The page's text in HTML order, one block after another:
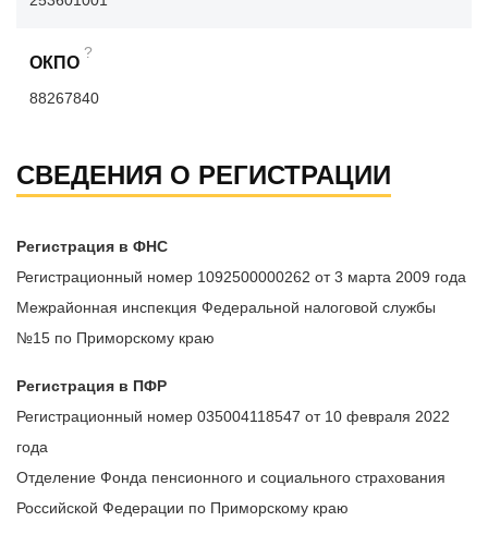
ОКПО
?
88267840
СВЕДЕНИЯ О РЕГИСТРАЦИИ
Регистрация в ФНС
Регистрационный номер 1092500000262 от 3 марта 2009 года
Межрайонная инспекция Федеральной налоговой службы
№15 по Приморскому краю
Регистрация в ПФР
Регистрационный номер 035004118547 от 10 февраля 2022
года
Отделение Фонда пенсионного и социального страхования
Российской Федерации по Приморскому краю